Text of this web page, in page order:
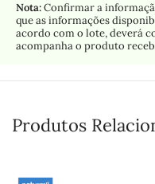
Nota:Confirmar a
que as informações
acordo com o lote, deverá
acompanha o produto
Produtos